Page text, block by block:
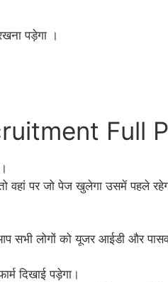
पड़ेगा ।
Full
वहां पर जो पेज खुलेगा उसमें पहले
लोगों को यूजर आईडी और
दिखाई पड़ेगा।